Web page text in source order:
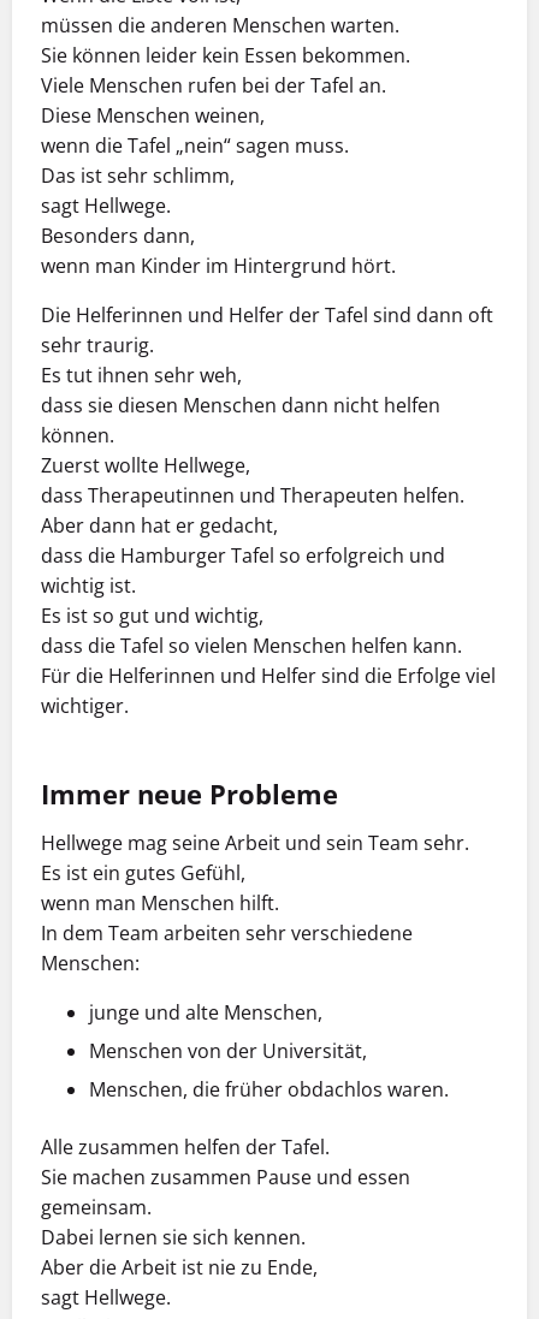
müssen die anderen Menschen warten.
Sie können leider kein Essen bekommen.
Viele Menschen rufen bei der Tafel an.
Diese Menschen weinen,
wenn die Tafel „nein“ sagen muss.
Das ist sehr schlimm,
sagt Hellwege.
Besonders dann,
wenn man Kinder im Hintergrund hört.
Die Helferinnen und Helfer der Tafel sind dann oft
sehr traurig.
Es tut ihnen sehr weh,
dass sie diesen Menschen dann nicht helfen
können.
Zuerst wollte Hellwege,
dass Therapeutinnen und Therapeuten helfen.
Aber dann hat er gedacht,
dass die Hamburger Tafel so erfolgreich und
wichtig ist.
Es ist so gut und wichtig,
dass die Tafel so vielen Menschen helfen kann.
Für die Helferinnen und Helfer sind die Erfolge viel
wichtiger.
Immer neue Probleme
Hellwege mag seine Arbeit und sein Team sehr.
Es ist ein gutes Gefühl,
wenn man Menschen hilft.
In dem Team arbeiten sehr verschiedene
Menschen:
junge und alte Menschen,
Menschen von der Universität,
Menschen, die früher obdachlos waren.
Alle zusammen helfen der Tafel.
Sie machen zusammen Pause und essen
gemeinsam.
Dabei lernen sie sich kennen.
Aber die Arbeit ist nie zu Ende,
sagt Hellwege.